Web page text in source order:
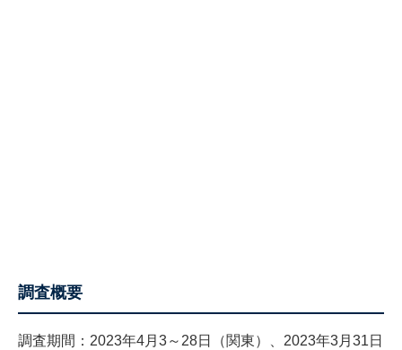
調査概要
調査期間：2023年4月3～28日（関東）、2023年3月31日